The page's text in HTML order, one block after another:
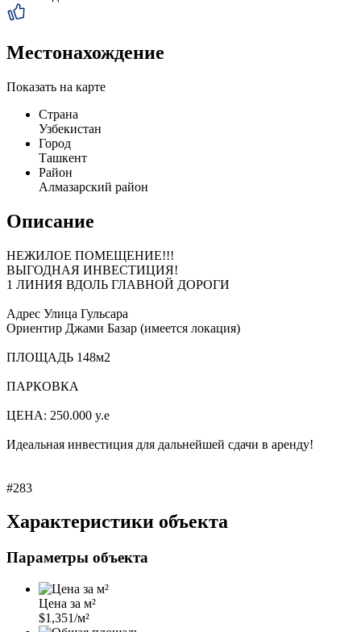
Местонахождение
Показать на карте
Страна
Узбекистан
Город
Ташкент
Район
Алмазарский район
Описание
НЕЖИЛОЕ ПОМЕЩЕНИЕ!!!
ВЫГОДНАЯ ИНВЕСТИЦИЯ!
1 ЛИНИЯ ВДОЛЬ ГЛАВНОЙ ДОРОГИ
Адрес Улица Гульсара
Ориентир Джами Базар (имеется локация)
ПЛОЩАДЬ 148м2
ПАРКОВКА
ЦЕНА: 250.000 y.e
Идеальная инвестиция для дальнейшей сдачи в аренду!
#283
Характеристики объекта
Параметры объекта
Цена за м²
$1,351/м²